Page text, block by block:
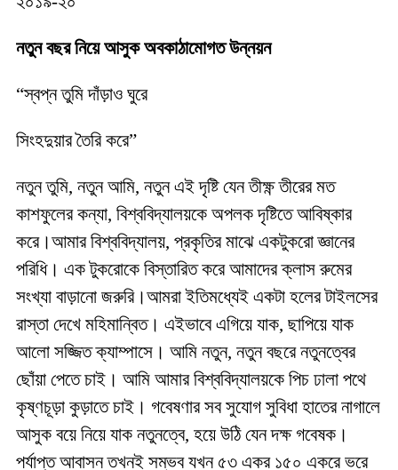
নতুন বছর নিয়ে আসুক অবকাঠামোগত উন্নয়ন
“স্বপ্ন তুমি দাঁড়াও ঘুরে
সিংহদুয়ার তৈরি করে”
নতুন তুমি, নতুন আমি, নতুন এই দৃষ্টি যেন তীক্ষ্ণ তীরের মত
কাশফুলের কন্যা, বিশ্ববিদ্যালয়কে অপলক দৃষ্টিতে আবিষ্কার
করে।আমার বিশ্ববিদ্যালয়, প্রকৃতির মাঝে একটুকরো জ্ঞানের
পরিধি। এক টুকরোকে বিস্তারিত করে আমাদের ক্লাস রুমের
সংখ্যা বাড়ানো জরুরি।আমরা ইতিমধ্যেই একটা হলের টাইলসের
রাস্তা দেখে মহিমান্বিত। এইভাবে এগিয়ে যাক, ছাপিয়ে যাক
আলো সজ্জিত ক্যাম্পাসে। আমি নতুন, নতুন বছরে নতুনত্বের
ছোঁয়া পেতে চাই। আমি আমার বিশ্ববিদ্যালয়কে পিচ ঢালা পথে
কৃষ্ণচূড়া কুড়াতে চাই। গবেষণার সব সুযোগ সুবিধা হাতের নাগালে
আসুক বয়ে নিয়ে যাক নতুনত্বে, হয়ে উঠি যেন দক্ষ গবেষক।
পর্যাপ্ত আবাসন তখনই সম্ভব যখন ৫৩ একর ১৫০ একরে ভরে